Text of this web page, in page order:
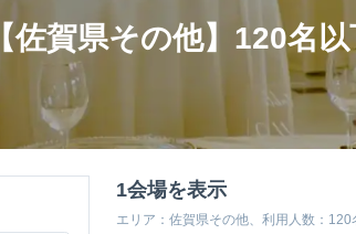
【佐賀県その他】120名
1会場を表示
エリア：佐賀県その他、利用人数：120